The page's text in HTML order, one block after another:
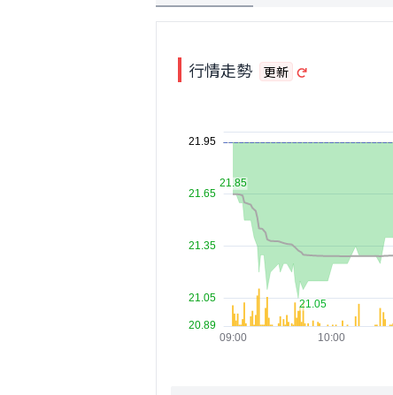
行情走勢 更新